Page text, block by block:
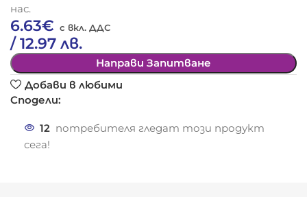
нас.
6.63€
/ 12.97 лв.
Направи Запитване
Добави в любими
Сподели:
12 потребителя гледат този продукт
сега!